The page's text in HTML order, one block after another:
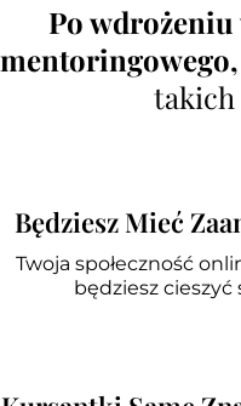
Po
mentoringowego,
Będziesz Mieć
Twoja społeczność
będziesz